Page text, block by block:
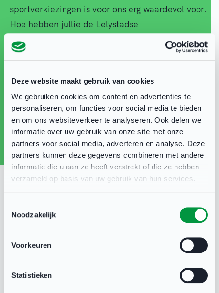
Deze website maakt gebruik van cookies
We gebruiken cookies om content en advertenties te
personaliseren, om functies voor social media te bieden
en om ons websiteverkeer te analyseren. Ook delen we
informatie over uw gebruik van onze site met onze
partners voor social media, adverteren en analyse. Deze
partners kunnen deze gegevens combineren met andere
informatie die u aan ze heeft verstrekt of die ze hebben
verzameld op basis van uw gebruik van hun services.
Noodzakelijk
Voorkeuren
Statistieken
sportverkiezingen is voor ons erg waardevol voor.
Hoe hebben jullie de Lelystadse
Sportverkiezingen ervaren en moet het
evenement jaarlijks terugkeren op de agenda?
Met dezekorte vragenlijst(max. 2 minuten) help
je ons om te bepalen of – en hoe – we de
sportverkiezingen in de toekomst voortzetten.
Jullie mening telt! Alvast hartelijk dank voor het
invullen!
Deel deze pagina